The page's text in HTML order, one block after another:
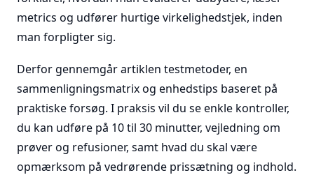
metrics og udfører hurtige virkelighedstjek, inden
man forpligter sig.
Derfor gennemgår artiklen testmetoder, en
sammenligningsmatrix og enhedstips baseret på
praktiske forsøg. I praksis vil du se enkle kontroller,
du kan udføre på 10 til 30 minutter, vejledning om
prøver og refusioner, samt hvad du skal være
opmærksom på vedrørende prissætning og indhold.